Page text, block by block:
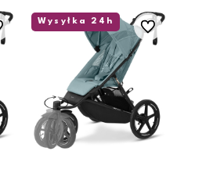
ulubionych
Wysyłka 24h
Do ulubionych